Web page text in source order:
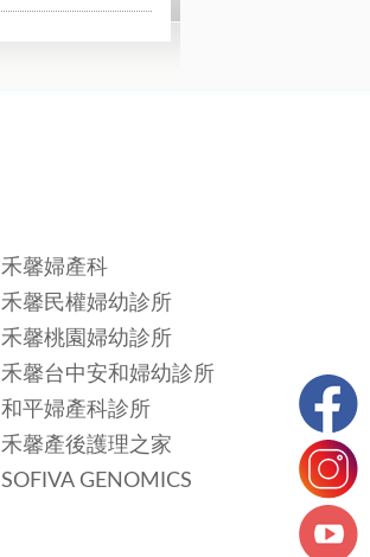
禾馨婦產科
禾馨民權婦幼診所
禾馨桃園婦幼診所
禾馨台中安和婦幼診所
和平婦產科診所
禾馨產後護理之家
SOFIVA GENOMICS